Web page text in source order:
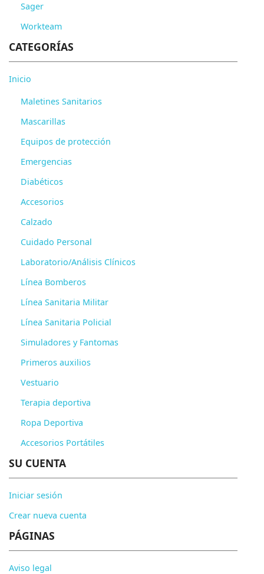
Sager
Workteam
CATEGORÍAS
Inicio
Maletines Sanitarios
Mascarillas
Equipos de protección
Emergencias
Diabéticos
Accesorios
Calzado
Cuidado Personal
Laboratorio/Análisis Clínicos
Línea Bomberos
Línea Sanitaria Militar
Línea Sanitaria Policial
Simuladores y Fantomas
Primeros auxilios
Vestuario
Terapia deportiva
Ropa Deportiva
Accesorios Portátiles
SU CUENTA
Iniciar sesión
Crear nueva cuenta
PÁGINAS
Aviso legal